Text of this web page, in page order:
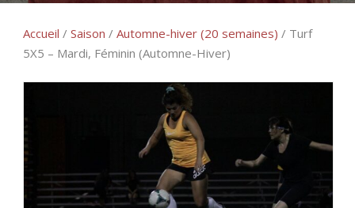
Accueil / Saison / Automne-hiver (20 semaines) / Turf
5X5 – Mardi, Féminin (Automne-Hiver)